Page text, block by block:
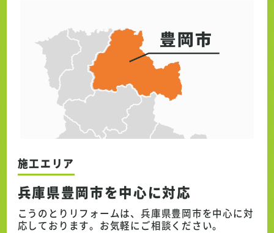
施工エリア
兵庫県豊岡市を中心に対応
こうのとりリフォームは、兵庫県豊岡市を中心に対
応しております。 お気軽にご相談ください。